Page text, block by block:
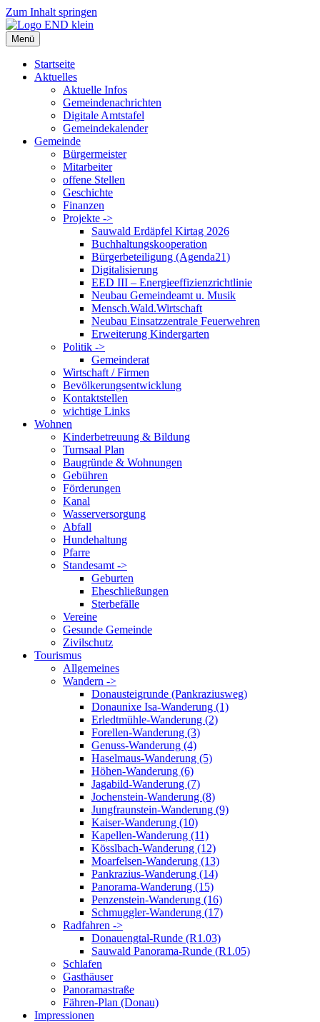
Zum Inhalt springen
Menü
Startseite
Aktuelles
Aktuelle Infos
Gemeindenachrichten
Digitale Amtstafel
Gemeindekalender
Gemeinde
Bürgermeister
Mitarbeiter
offene Stellen
Geschichte
Finanzen
Projekte ->
Sauwald Erdäpfel Kirtag 2026
Buchhaltungskooperation
Bürgerbeteiligung (Agenda21)
Digitalisierung
EED III – Energieeffizienzrichtlinie
Neubau Gemeindeamt u. Musik
Mensch.Wald.Wirtschaft
Neubau Einsatzzentrale Feuerwehren
Erweiterung Kindergarten
Politik ->
Gemeinderat
Wirtschaft / Firmen
Bevölkerungsentwicklung
Kontaktstellen
wichtige Links
Wohnen
Kinderbetreuung & Bildung
Turnsaal Plan
Baugründe & Wohnungen
Gebühren
Förderungen
Kanal
Wasserversorgung
Abfall
Hundehaltung
Pfarre
Standesamt ->
Geburten
Eheschließungen
Sterbefälle
Vereine
Gesunde Gemeinde
Zivilschutz
Tourismus
Allgemeines
Wandern ->
Donausteigrunde (Pankraziusweg)
Donaunixe Isa-Wanderung (1)
Erledtmühle-Wanderung (2)
Forellen-Wanderung (3)
Genuss-Wanderung (4)
Haselmaus-Wanderung (5)
Höhen-Wanderung (6)
Jagabild-Wanderung (7)
Jochenstein-Wanderung (8)
Jungfraunstein-Wanderung (9)
Kaiser-Wanderung (10)
Kapellen-Wanderung (11)
Kösslbach-Wanderung (12)
Moarfelsen-Wanderung (13)
Pankrazius-Wanderung (14)
Panorama-Wanderung (15)
Penzenstein-Wanderung (16)
Schmuggler-Wanderung (17)
Radfahren ->
Donauengtal-Runde (R1.03)
Sauwald Panorama-Runde (R1.05)
Schlafen
Gasthäuser
Panoramastraße
Fähren-Plan (Donau)
Impressionen